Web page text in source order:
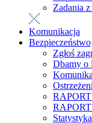
Zadania
Komunikacja
Bezpieczeństwo
Zgłoś
Dbamy o